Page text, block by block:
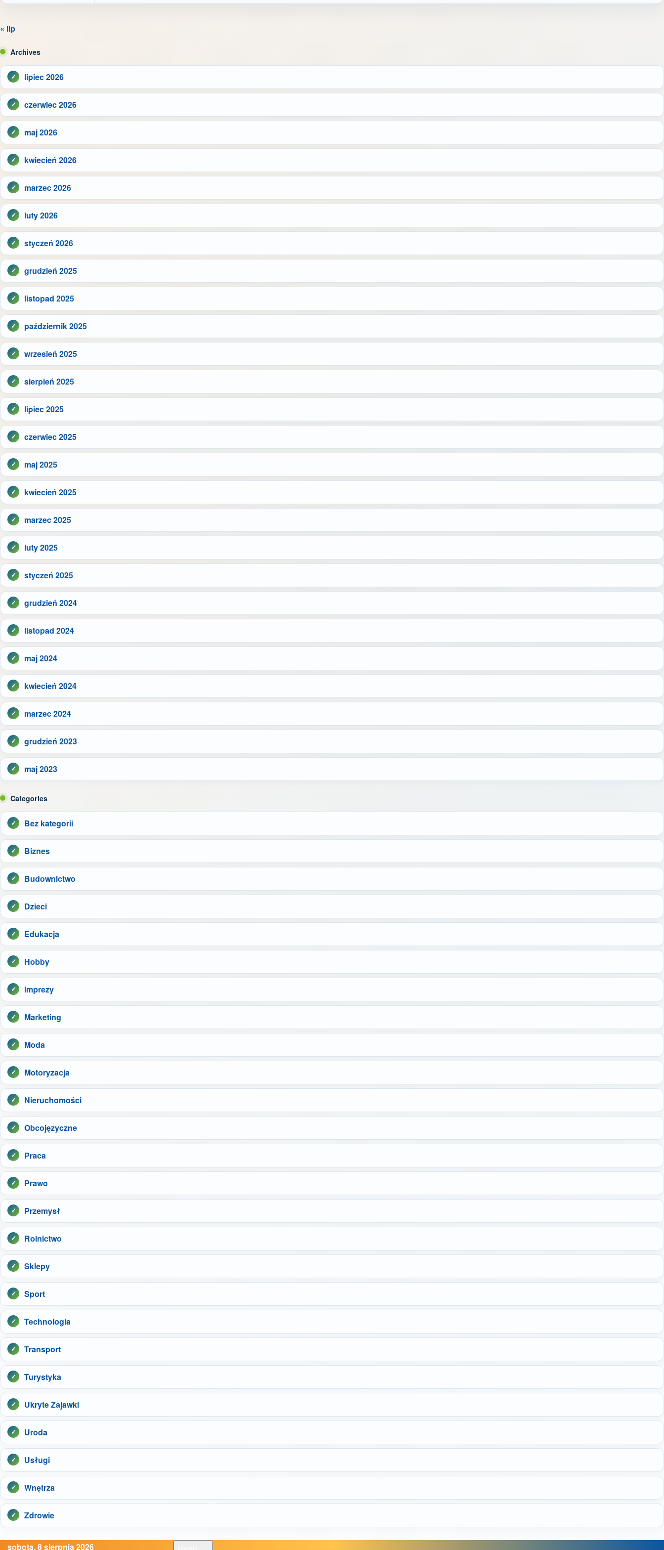
« lip
Archives
lipiec 2026
czerwiec 2026
maj 2026
kwiecień 2026
marzec 2026
luty 2026
styczeń 2026
grudzień 2025
listopad 2025
październik 2025
wrzesień 2025
sierpień 2025
lipiec 2025
czerwiec 2025
maj 2025
kwiecień 2025
marzec 2025
luty 2025
styczeń 2025
grudzień 2024
listopad 2024
maj 2024
kwiecień 2024
marzec 2024
grudzień 2023
maj 2023
Categories
Bez kategorii
Biznes
Budownictwo
Dzieci
Edukacja
Hobby
Imprezy
Marketing
Moda
Motoryzacja
Nieruchomości
Obcojęzyczne
Praca
Prawo
Przemysł
Rolnictwo
Sklepy
Sport
Technologia
Transport
Turystyka
Ukryte Zajawki
Uroda
Usługi
Wnętrza
Zdrowie
sobota, 8 sierpnia 2026